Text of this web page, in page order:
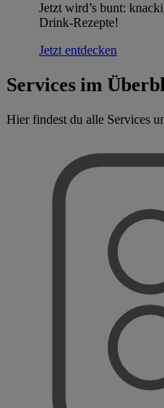
Jetzt wird’s bunt:
Drink-Rezepte!
Jetzt entdecken
Services im
Hier findest du alle Services